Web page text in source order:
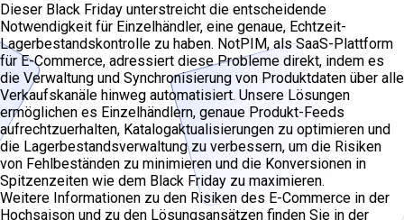
Dieser Black Friday unterstreicht die entscheidende
Notwendigkeit für Einzelhändler, eine genaue, Echtzeit-
Lagerbestandskontrolle zu haben. NotPIM, als SaaS-Plattform
für E-Commerce, adressiert diese Probleme direkt, indem es
die Verwaltung und Synchronisierung von Produktdaten über alle
Verkaufskanäle hinweg automatisiert. Unsere Lösungen
ermöglichen es Einzelhändlern, genaue Produkt-Feeds
aufrechtzuerhalten, Katalogaktualisierungen zu optimieren und
die Lagerbestandsverwaltung zu verbessern, um die Risiken
von Fehlbeständen zu minimieren und die Konversionen in
Spitzenzeiten wie dem Black Friday zu maximieren.
Weitere Informationen zu den Risiken des E-Commerce in der
Hochsaison und zu den Lösungsansätzen finden Sie in der